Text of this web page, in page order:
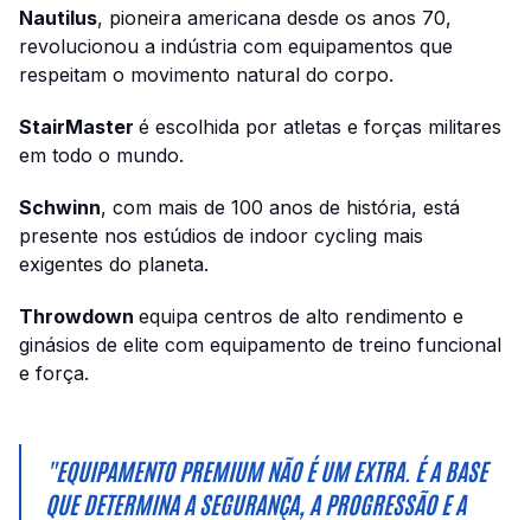
Nautilus, pioneira americana desde os anos 70,
revolucionou a indústria com equipamentos que
respeitam o movimento natural do corpo.
StairMaster é escolhida por atletas e forças militares
em todo o mundo.
Schwinn, com mais de 100 anos de história, está
presente nos estúdios de indoor cycling mais
exigentes do planeta.
Throwdown equipa centros de alto rendimento e
ginásios de elite com equipamento de treino funcional
e força.
"EQUIPAMENTO PREMIUM NÃO É UM EXTRA. É A BASE
QUE DETERMINA A SEGURANÇA, A PROGRESSÃO E A